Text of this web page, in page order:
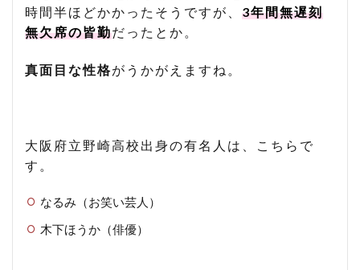
時間半ほどかかったそうですが、 3年間無遅刻
無欠席の皆勤だったとか。
真面目な性格がうかがえますね。
大阪府立野崎高校出身の有名人は、こちらで
す。
なるみ（お笑い芸人）
木下ほうか（俳優）